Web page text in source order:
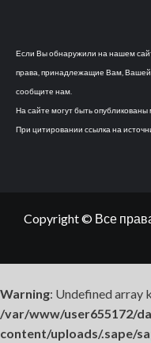
Если Вы обнаружили на нашем
права, принадлежащие Вам, Вашей
сообщите нам.
На сайте могут быть
При цитировании ссылка на
Copyright © Все
Warning: Undefined array
/var/www/user655172/
content/uploads/.sape/